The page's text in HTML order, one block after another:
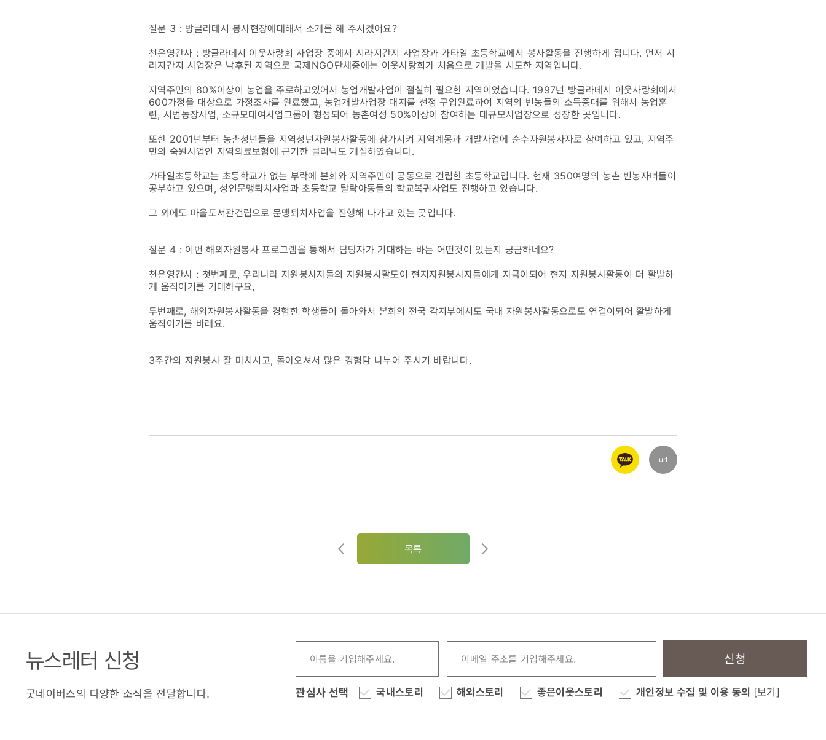
질문 3 : 방글라데시 봉사현장에대해서 소개를 해 주시겠어요?
천은영간사 : 방글라데시 이웃사랑회 사업장 중에서 시라지간지 사업장과 가타일 초등학교에서 봉사활동을 진행하게 됩니다. 먼저 시
라지간지 사업장은 낙후된 지역으로 국제NGO단체중에는 이웃사랑회가 처음으로 개발을 시도한 지역입니다.
지역주민의 80%이상이 농업을 주로하고있어서 농업개발사업이 절실히 필요한 지역이었습니다. 1997년 방글라데시 이웃사랑회에서
600가정을 대상으로 가정조사를 완료했고, 농업개발사업장 대지를 선정 구입완료하여 지역의 빈농들의 소득증대를 위해서 농업훈
련, 시범농장사업, 소규모대여사업그룹이 형성되어 농촌여성 50%이상이 참여하는 대규모사업장으로 성장한 곳입니다.
또한 2001년부터 농촌청년들을 지역청년자원봉사활동에 참가시켜 지역계몽과 개발사업에 순수자원봉사자로 참여하고 있고, 지역주
민의 숙원사업인 지역의료보험에 근거한 클리닉도 개설하였습니다.
가타일초등학교는 초등학교가 없는 부락에 본회와 지역주민이 공동으로 건립한 초등학교입니다. 현재 350여명의 농촌 빈농자녀들이
공부하고 있으며, 성인문맹퇴치사업과 초등학교 탈락아동들의 학교복귀사업도 진행하고 있습니다.
그 외에도 마을도서관건립으로 문맹퇴치사업을 진행해 나가고 있는 곳입니다.
질문 4 : 이번 해외자원봉사 프로그램을 통해서 담당자가 기대하는 바는 어떤것이 있는지 궁금하네요?
천은영간사 : 첫번째로, 우리나라 자원봉사자들의 자원봉사활도이 현지자원봉사자들에게 자극이되어 현지 자원봉사활동이 더 활발하
게 움직이기를 기대하구요,
두번째로, 해외자원봉사활동을 경험한 학생들이 돌아와서 본회의 전국 각지부에서도 국내 자원봉사활동으로도 연결이되어 활발하게
움직이기를 바래요.
3주간의 자원봉사 잘 마치시고, 돌아오셔서 많은 경험담 나누어 주시기 바랍니다.
url
목록
뉴스레터 신청
굿네이버스의 다양한 소식을 전달합니다.
신청
관심사 선택 국내스토리 해외스토리 좋은이웃스토리 개인정보 수집 및 이용 동의 [보기]